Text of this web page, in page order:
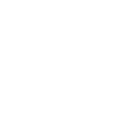
vertreten
die Anmeldung
die die
beglaubigt
darf
oder